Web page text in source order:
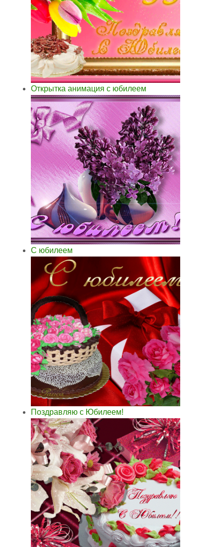
Открытка анимация с юбилеем
С юбилеем
Поздравляю с Юбилеем!